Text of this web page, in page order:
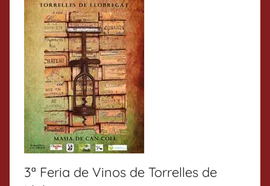
3ª Feria de Vinos de Torrelles de